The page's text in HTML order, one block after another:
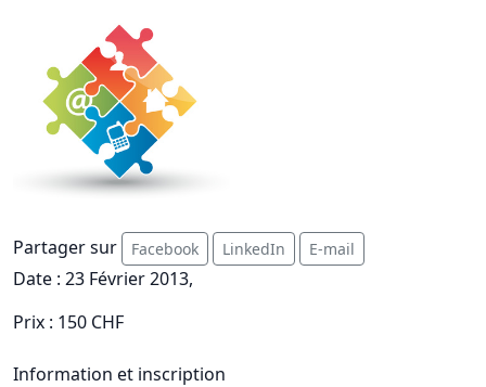
Partager sur Facebook LinkedIn E-mail
Date : 23 Février 2013,
Prix : 150 CHF
Information et inscription